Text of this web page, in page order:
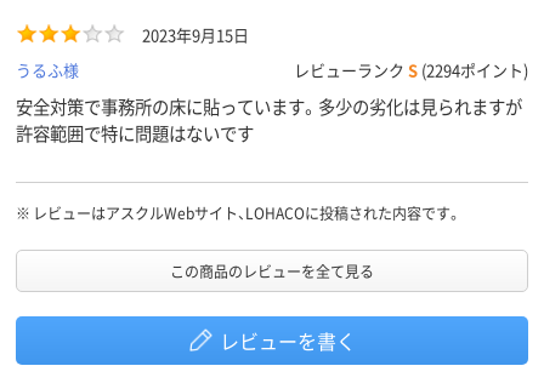
2023年9月15日
うるふ様
レビューランク S (2294ポイント)
安全対策で事務所の床に貼っています。多少の劣化は見られますが
許容範囲で特に問題はないです
※ レビューはアスクルWebサイト、LOHACOに投稿された内容です。
この商品のレビューを全て見る
レビューを書く